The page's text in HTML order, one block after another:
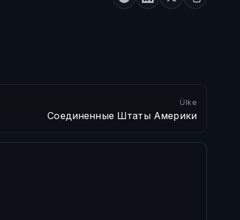
Ülke
Соединенные Штаты Америки